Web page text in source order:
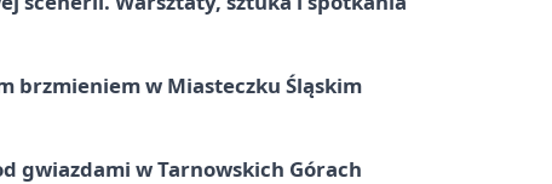
brzmieniem w Miasteczku Śląskim
gwiazdami w Tarnowskich Górach